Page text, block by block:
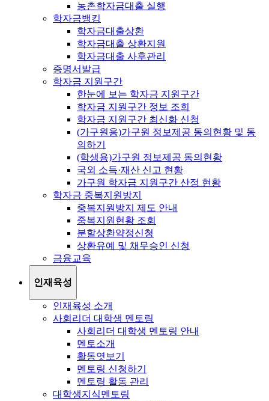
농촌학자금대출 실행
학자금뱅킹
학자금대출상환
학자금대출 상환지원
학자금대출 사후관리
증명서발급
학자금 지원구간
한눈에 보는 학자금 지원구간
학자금 지원구간 정보 조회
학자금 지원구간 최신화 신청
(가구원용)가구원 정보제공 동의현황 및 동
의하기
(학생용)가구원 정보제공 동의현황
국외 소득·재산 신고 현황
가구원 학자금 지원구간 산정 현황
학자금 중복지원방지
중복지원방지 제도 안내
중복지원현황 조회
분할상환약정신청
상환유예 및 채무승인 신청
금융교육
인재육성
인재육성 소개
사회리더 대학생 멘토링
사회리더 대학생 멘토링 안내
멘토소개
활동엿보기
멘토링 신청하기
멘토링 활동 관리
대학생지식멘토링